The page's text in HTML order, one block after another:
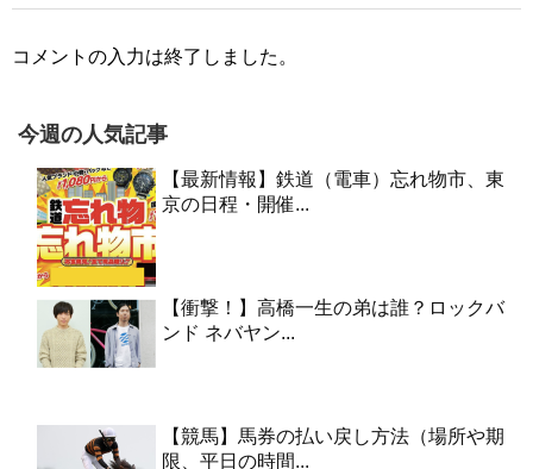
コメントの入力は終了しました。
今週の人気記事
【最新情報】鉄道（電車）忘れ物市、東
京の日程・開催...
【衝撃！】高橋一生の弟は誰？ロックバ
ンド ネバヤン...
【競馬】馬券の払い戻し方法（場所や期
限、平日の時間...